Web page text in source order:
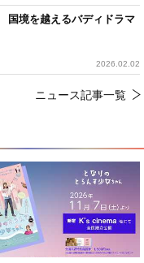
境を越えるバディドラマ
2026.02.02
ニュース記事一覧